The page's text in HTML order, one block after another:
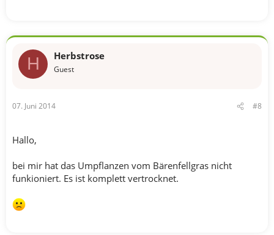
H Herbstrose
Guest
07. Juni 2014 #8
Hallo,
bei mir hat das Umpflanzen vom Bärenfellgras nicht
funkioniert. Es ist komplett vertrocknet.